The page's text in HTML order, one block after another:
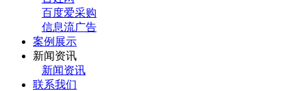
百度爱采购
信息流广告
案例展示
新闻资讯
新闻资讯
联系我们